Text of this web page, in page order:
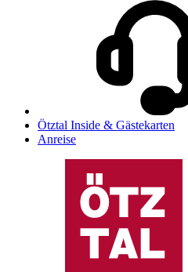
Ötztal Inside & Gästekarten
Anreise